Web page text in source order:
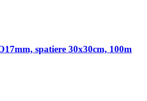
spatiere 30x30cm, 100m